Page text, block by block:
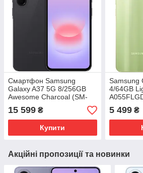
Смартфон Samsung
Galaxy A37 5G 8/256GB
Awesome Charcoal (SM-
Global version
15 599 ₴
Купити
Samsung
4/64GB
5 499₴
Акційні пропозиції та новинки